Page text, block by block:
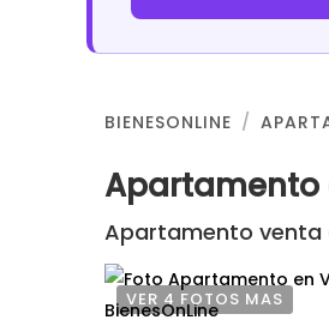
BIENESONLINE
Apartamento
Apartamento venta
VER 4 FOTOS MAS